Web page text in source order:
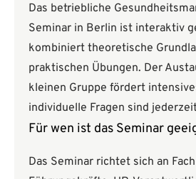
Das betriebliche
Seminar in Berlin ist interaktiv
kombiniert theoretische
praktischen Übungen. Der
kleinen Gruppe fördert
individuelle Fragen sind
Für wen ist das Seminar
Das Seminar richtet sich an